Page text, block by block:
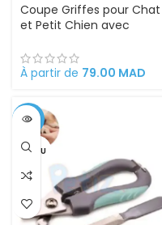
Coupe Griffes pour Chat
et Petit Chien avec
À partir de 79.00 MAD
-18%
VENDU